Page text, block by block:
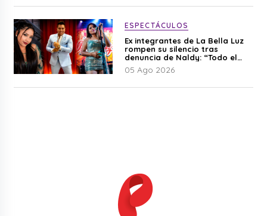
ESPECTÁCULOS
Ex integrantes de La Bella Luz
rompen su silencio tras
denuncia de Naldy: “Todo el
mundo lo sabía”
05 Ago 2026